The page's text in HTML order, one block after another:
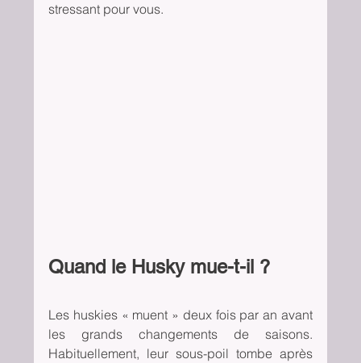
stressant pour vous.
Quand le Husky mue-t-il ?
Les huskies « muent » deux fois par an avant
les grands changements de saisons.
Habituellement, leur sous-poil tombe après